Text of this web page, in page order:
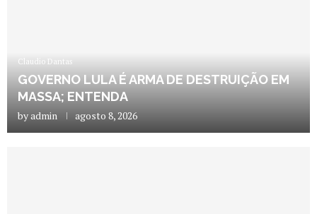
Claudio Dantas
GOVERNO LULA É ARMA DE DESTRUIÇÃO EM
MASSA; ENTENDA
byadmin agosto 8, 2026